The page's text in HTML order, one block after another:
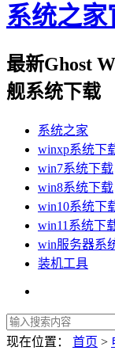
系统之家
最新Ghost
舰系统下载
系统之家
winxp系统下
win7系统下载
win8系统下载
win10系统下
win11系统下
win服务器系
装机工具
现在位置： 首页 >